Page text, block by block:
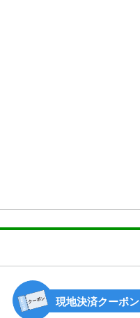
現地決済クーポン